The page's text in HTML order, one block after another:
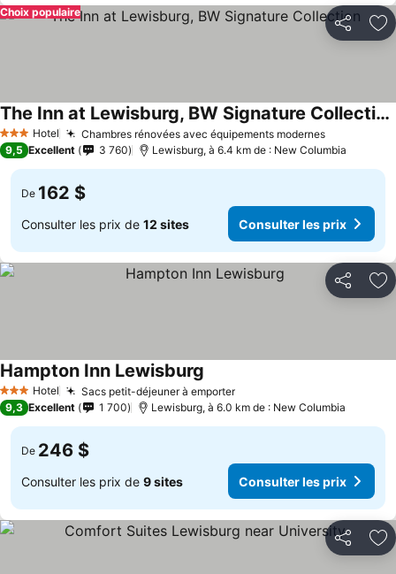
Partager
Choix populaire
3 ÉtoilesHotel Chambres rénovées avec équipements modernes
The Inn at Lewisburg, BW Signature Collection
9,5 Excellent 3 760 Lewisburg, à 6.4 km de : New Columbia
De 162 $
Consulter les prix de 12 sites Consulter les prix
Partager
3 ÉtoilesHotel Sacs petit-déjeuner à emporter
Hampton Inn Lewisburg
9,3 Excellent 1 700 Lewisburg, à 6.0 km de : New Columbia
De 246 $
Consulter les prix de 9 sites Consulter les prix
Partager